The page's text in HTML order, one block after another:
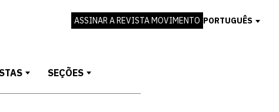
ASSINAR A REVISTA MOVIMENTO PORTUGUÊS
SEÇÕES